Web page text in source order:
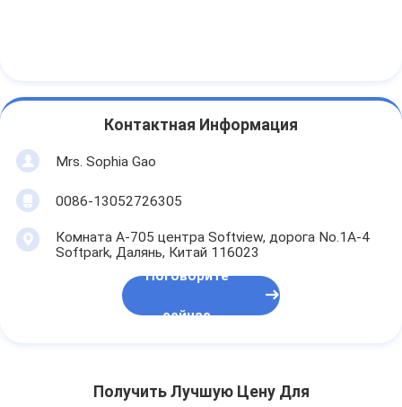
Контактная Информация
Mrs. Sophia Gao
0086-13052726305
Комната A-705 центра Softview, дорога No.1A-4
Softpark, Далянь, Китай 116023
Поговорите
сейчас
Получить Лучшую Цену Для